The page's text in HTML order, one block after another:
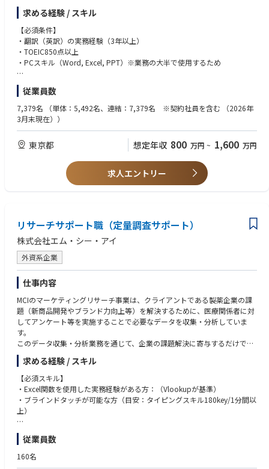
【業務の魅力】
・エンジニアと協働しながら情報を発信し、翻訳を通して、海外拠点、お
客様との橋渡しを担う仕事です。
・製品開発に関わる翻訳を数多く扱うため、最新の技術に触れる機会があ
ります。
・文書作成のプロとして、技術部門から頼りにされる存在です。
・改善案アイデア出し・推進・実施
・毎月開催される他部署対戦で使用する資料の作成・発表
【目標管理活動(MBO)に関わる業務全般】
(目標管理活動とは…企業活動の質を⾼めていくために、いくつかの⽬標を
設定し全社で1年をかけて取り組む活動。
・担当テーマについて達成状況の進捗確認
・他メンバーの取り組み意識を向上させる施策の企画推進
関連情報は弊社HPをご参照ください。https://www.disco.co.jp/recruit/inf
ormation/measures/
【企業説明動画】
https://www.youtube.com/watch?v=3C6qOqjDBMo
求める経験 / スキル
【必須条件】
・翻訳（英訳）の実務経験（3年以上）
・TOEIC850点以上
・PCスキル（Word, Excel, PPT）※業務の大半で使用するため
【歓迎条件】
・ハイテク産業での翻訳経験
・製造業界での就業経験
・急な依頼でも対応できるガッツのある方
【求める人物像】
・どのような分野にも興味、関心を持ち、積極的に取り組める方
・スピード感を持ってマルチタスクに対応できる方
・エンジニアの意図を理解し、チームで協力して業務を進められるコミュ
ニケーション能力がある方
従業員数
7,379名
（単体：5,492名、連結：7,379名 ※契約社員を含む （2026年
3月末現在））
東京都 想定年収 800 万円 ~ 1,600 万円
求人エントリー
リサーチサポート職（定量調査サポート）
株式会社エム・シー・アイ
外資系企業
仕事内容
MCIのマーケティングリサーチ事業は、クライアントである製薬企業の課
題（新商品開発やブランド力向上等）を解決するために、医療関係者に対
してアンケート等を実施することで必要なデータを収集・分析していま
す。
このデータ収集・分析業務を通じて、企業の課題解決に寄与するだけでな
く、エンドユーザーである患者さんの生活の質の向上に役立っています。
その中で「リサーチサポート職（定量調査サポート）」は、データ集計業
務、レポート・プレゼン資料（集計結果をパワーポイントでグラフ化）を
中心に担当いただきます。
＜業務内容＞
■レポーティング資料作成
■その他、業務改善やコンサルタントのサポート業務等、関連業務
求める経験 / スキル
【必須スキル】
・Excel関数を使用した実務経験がある方：（Vlookupが基準）
・ブラインドタッチが可能な方（目安：タイピングスキル180key/1分間以
上）
【必須要件】
・マーケティングリサーチ・データ分析に強い興味関心がある。
・成長企業において、環境の変化とともに自らも積極的に変化していく事
従業員数
160名